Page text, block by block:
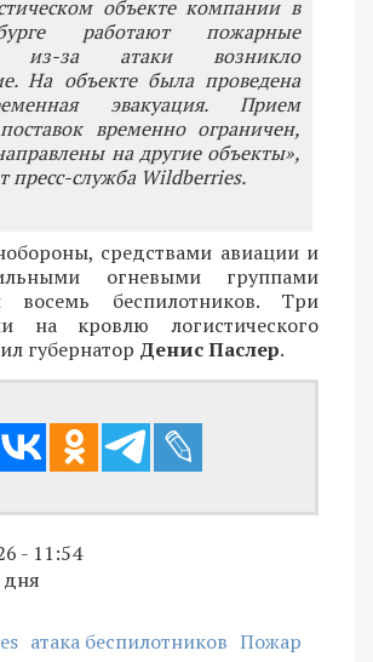
объекте компании в
работают пожарные
из-за атаки возникло
На объекте была проведена
эвакуация. Прием
временно ограничен,
на другие объекты»,
пресс-служба Wildberries.
средствами авиации и
огневыми группами
восемь беспилотников. Три
на кровлю логистического
губернатор Денис Паслер.
- 11:54
дня
атака беспилотников Пожар